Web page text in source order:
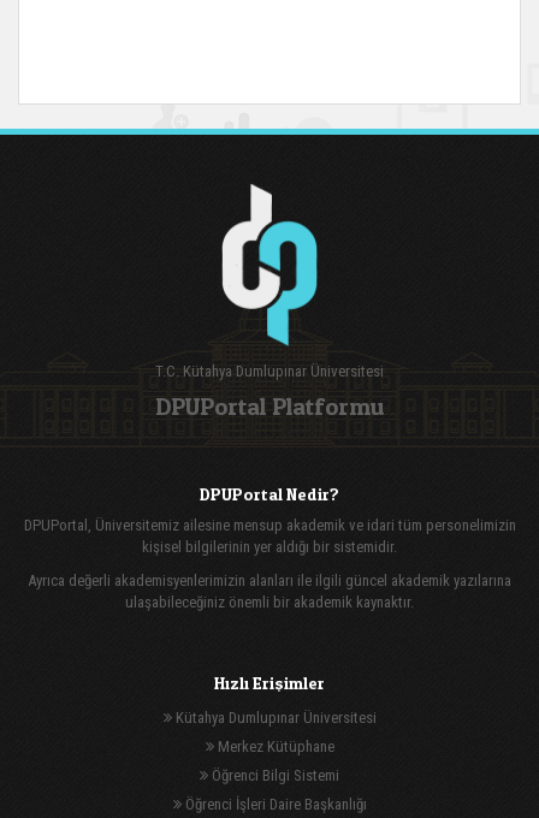
T.C. Kütahya Dumlupınar Üniversitesi
DPUPortal Platformu
DPUPortal Nedir?
DPUPortal, Üniversitemiz ailesine mensup akademik ve idari tüm personelimizin
kişisel bilgilerinin yer aldığı bir sistemidir.
Ayrıca değerli akademisyenlerimizin alanları ile ilgili güncel akademik yazılarına
ulaşabileceğiniz önemli bir akademik kaynaktır.
Hızlı Erişimler
Kütahya Dumlupınar Üniversitesi
Merkez Kütüphane
Öğrenci Bilgi Sistemi
Öğrenci İşleri Daire Başkanlığı